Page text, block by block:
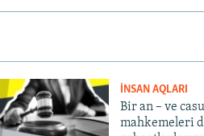
İNSAN AQLARI
Bir an – ve
mahkemeleri